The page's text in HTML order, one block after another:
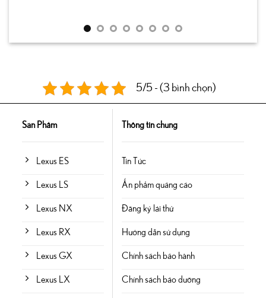
5/5 - (3 bình chọn)
Sản Phẩm
Lexus ES
Lexus LS
Lexus NX
Lexus RX
Lexus GX
Lexus LX
Thông tin chung
Tin Tức
Ấn phẩm quảng cáo
Đăng ký lái thử
Hướng dẫn sử dụng
Chính sách bảo hành
Chính sách bảo dưỡng